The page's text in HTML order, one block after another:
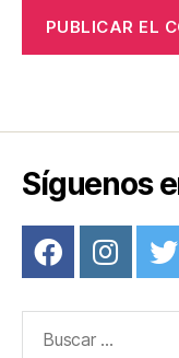
Síguenos